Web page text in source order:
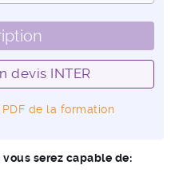
devis INTER
de la formation
serez capable de: